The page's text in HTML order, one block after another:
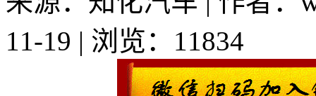
11-19 | 浏览：11834